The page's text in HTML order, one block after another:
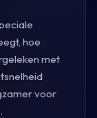
hoe
met
voor